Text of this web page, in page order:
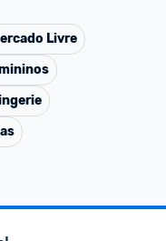
Livre